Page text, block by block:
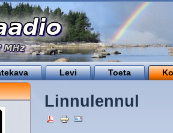
Levi Toeta
Linnulennul